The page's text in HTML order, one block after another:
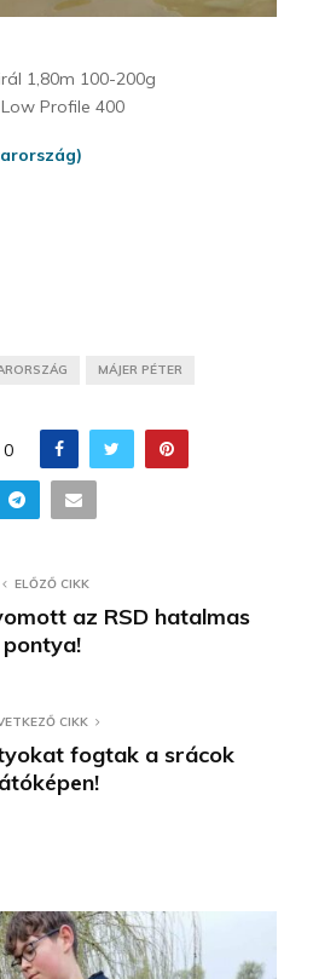
1,80m 100-200g
Profile 400
MÁJER PÉTER
0
ELŐZŐ CIKK
az RSD hatalmas
pontya!
CIKK
fogtak a srácok